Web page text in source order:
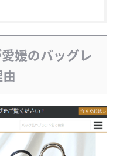
媛のバッグレ